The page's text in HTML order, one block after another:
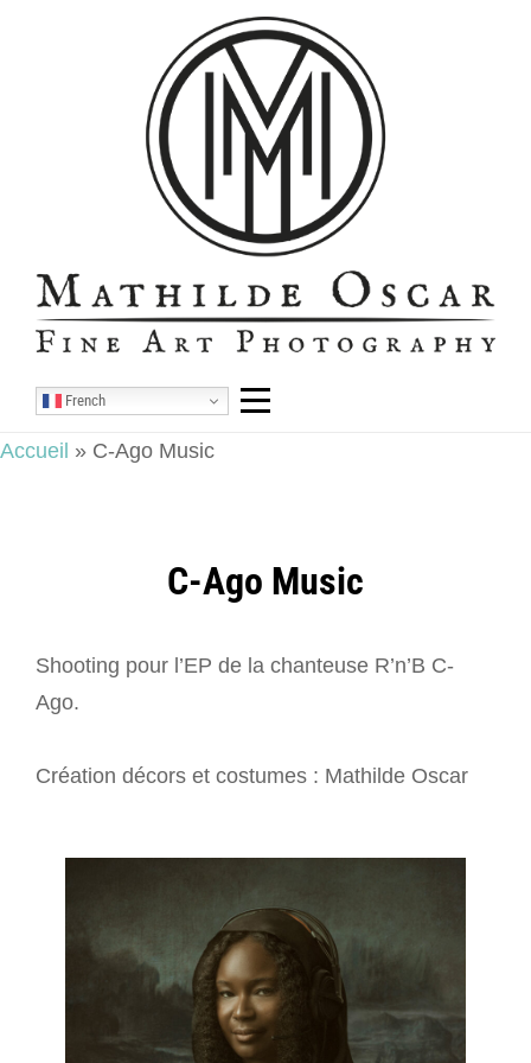
French
Accueil » C-Ago Music
C-Ago Music
Shooting pour l’EP de la chanteuse R’n’B C-
Ago.
Création décors et costumes : Mathilde Oscar